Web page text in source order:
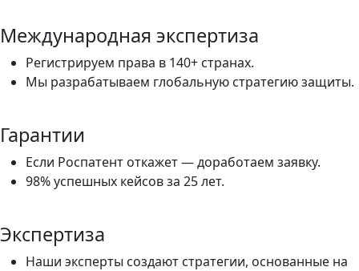
Международная экспертиза
Регистрируем права в 140+ странах.
Мы разрабатываем глобальную стратегию защиты.
Гарантии
Если Роспатент откажет — доработаем заявку.
98% успешных кейсов за 25 лет.
Экспертиза
Наши эксперты создают стратегии, основанные на